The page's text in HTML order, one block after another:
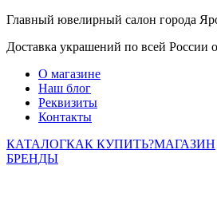
Главный ювелирный салон города
Доставка украшений по всей России
О магазине
Наш блог
Реквизиты
Контакты
КАТАЛОГКАК КУПИТЬ?МАГАЗИН
БРЕНДЫ